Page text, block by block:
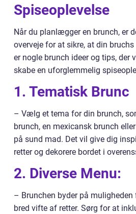
Spiseoplevelse
Når du planlægger en brunch, er
overveje for at sikre, at din
er nogle brunch ideer og tips,
skabe en uforglemmelig
1. Tematisk Brunc
– Vælg et tema for din brunch,
brunch, en mexicansk brunch
på sund mad. Det vil give dig
retter og dekorere bordet i
2. Diverse Menu:
– Brunchen byder på muligheden
bred vifte af retter. Sørg for at